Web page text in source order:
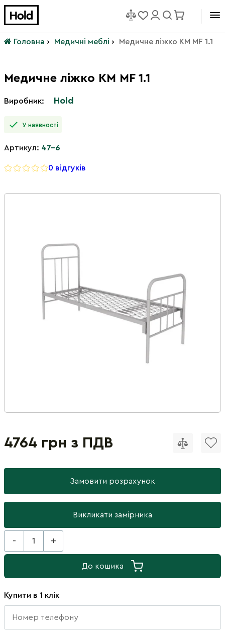
Головна › Медичні меблі › Медичне ліжко KM MF 1.1
Медичне ліжко KM MF 1.1
Виробник: Hold
У наявності
Артикул: 47-6
0 відгуків
4764 грн з ПДВ
Замовити розрахунок
Викликати замірника
- +
До кошика
Купити в 1 клік